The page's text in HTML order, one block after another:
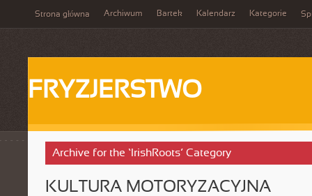
Strona główna Archiwum Bartek Kalendarz Kategorie
FRYZJERSTWO
Archive for the ‘IrishRoots’ Category
KULTURA MOTORYZACYJNA